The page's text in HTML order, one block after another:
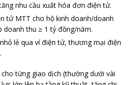
nhu cầu xuất hóa đơn điện tử.
tử MTT cho hộ kinh doanh/doanh
doanh thu ≥ 1 tỷ đồng/năm.
lẻ qua ví điện tử, thương mại điện
từng giao dịch (thường dưới vài